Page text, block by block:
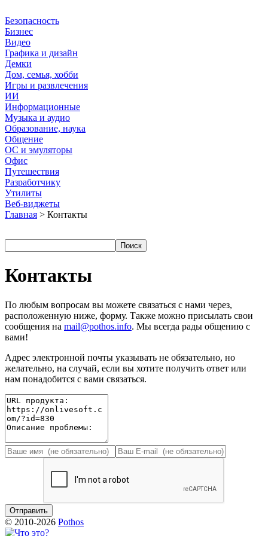
Безопасность
Бизнес
Видео
Графика и дизайн
Демки
Дом, семья, хобби
Игры и развлечения
ИИ
Информационные
Музыка и аудио
Образование, наука
Общение
ОС и эмуляторы
Офис
Путешествия
Разработчику
Утилиты
Веб-виджеты
Главная > Контакты
Контакты
По любым вопросам вы можете связаться с нами через,
расположенную ниже, форму. Также можно присылать свои
сообщения на mail@pothos.info. Мы всегда рады общению с
вами!
Адрес электронной почты указывать не обязательно, но
желательно, на случай, если вы хотите получить ответ или
нам понадобится с вами связаться.
© 2010-2026 Pothos